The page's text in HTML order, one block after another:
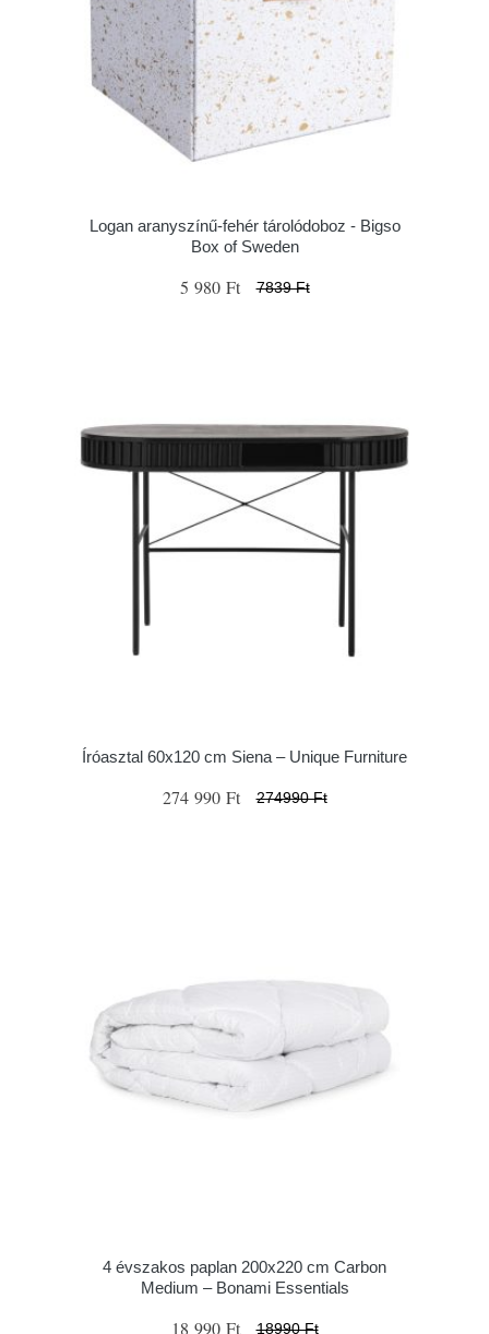
Logan aranyszínű-fehér tárolódoboz - Bigso
Box of Sweden
5 980 Ft 7839 Ft
Íróasztal 60x120 cm Siena – Unique Furniture
274 990 Ft 274990 Ft
4 évszakos paplan 200x220 cm Carbon
Medium – Bonami Essentials
18 990 Ft 18990 Ft